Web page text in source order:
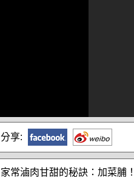
分享:
家常滷肉甘甜的秘訣：加菜脯！